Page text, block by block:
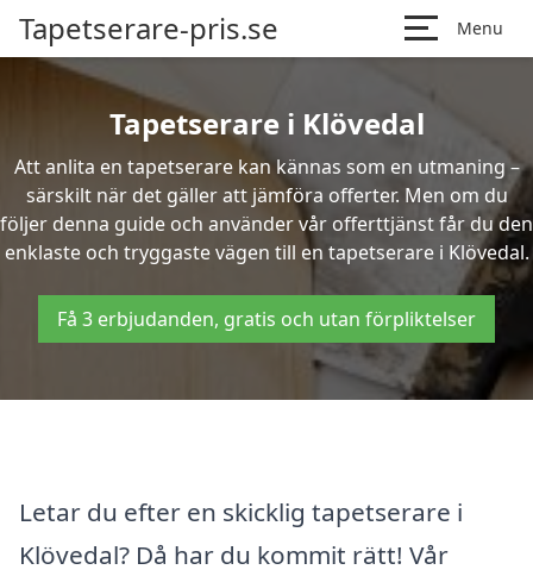
Tapetserare-pris.se Menu
Tapetserare i Klövedal
Att anlita en tapetserare kan kännas som en utmaning –
särskilt när det gäller att jämföra offerter. Men om du
följer denna guide och använder vår offerttjänst får du den
enklaste och tryggaste vägen till en tapetserare i Klövedal.
Få 3 erbjudanden, gratis och utan förpliktelser
Letar du efter en skicklig tapetserare i
Klövedal? Då har du kommit rätt! Vår